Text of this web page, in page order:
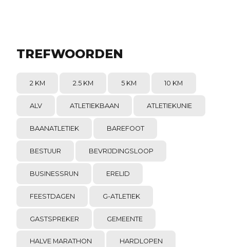
TREFWOORDEN
2 KM 2.5 KM 5 KM 10 KM
ALV ATLETIEKBAAN ATLETIEKUNIE
BAANATLETIEK BAREFOOT
BESTUUR BEVRIJDINGSLOOP
BUSINESSRUN ERELID
FEESTDAGEN G-ATLETIEK
GASTSPREKER GEMEENTE
HALVE MARATHON HARDLOPEN